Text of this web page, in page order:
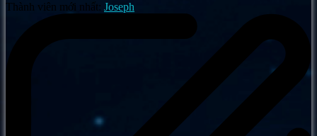
Thành viên mới nhất: Joseph